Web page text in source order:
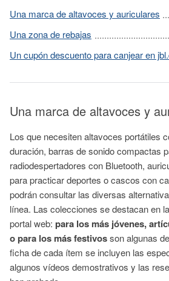
Una marca de altavoces y auriculares
Una zona de rebajas
Un cupón descuento para canjear en
Una marca de altavoces y
Los que necesiten altavoces portátiles
duración, barras de sonido compactas
radiodespertadores con Bluetooth,
para practicar deportes o cascos con
podrán consultar las diversas
línea. Las colecciones se destacan en
portal web: para los más jóvenes,
o para los más festivosson algunas
ficha de cada ítem se incluyen las
algunos vídeos demostrativos y las